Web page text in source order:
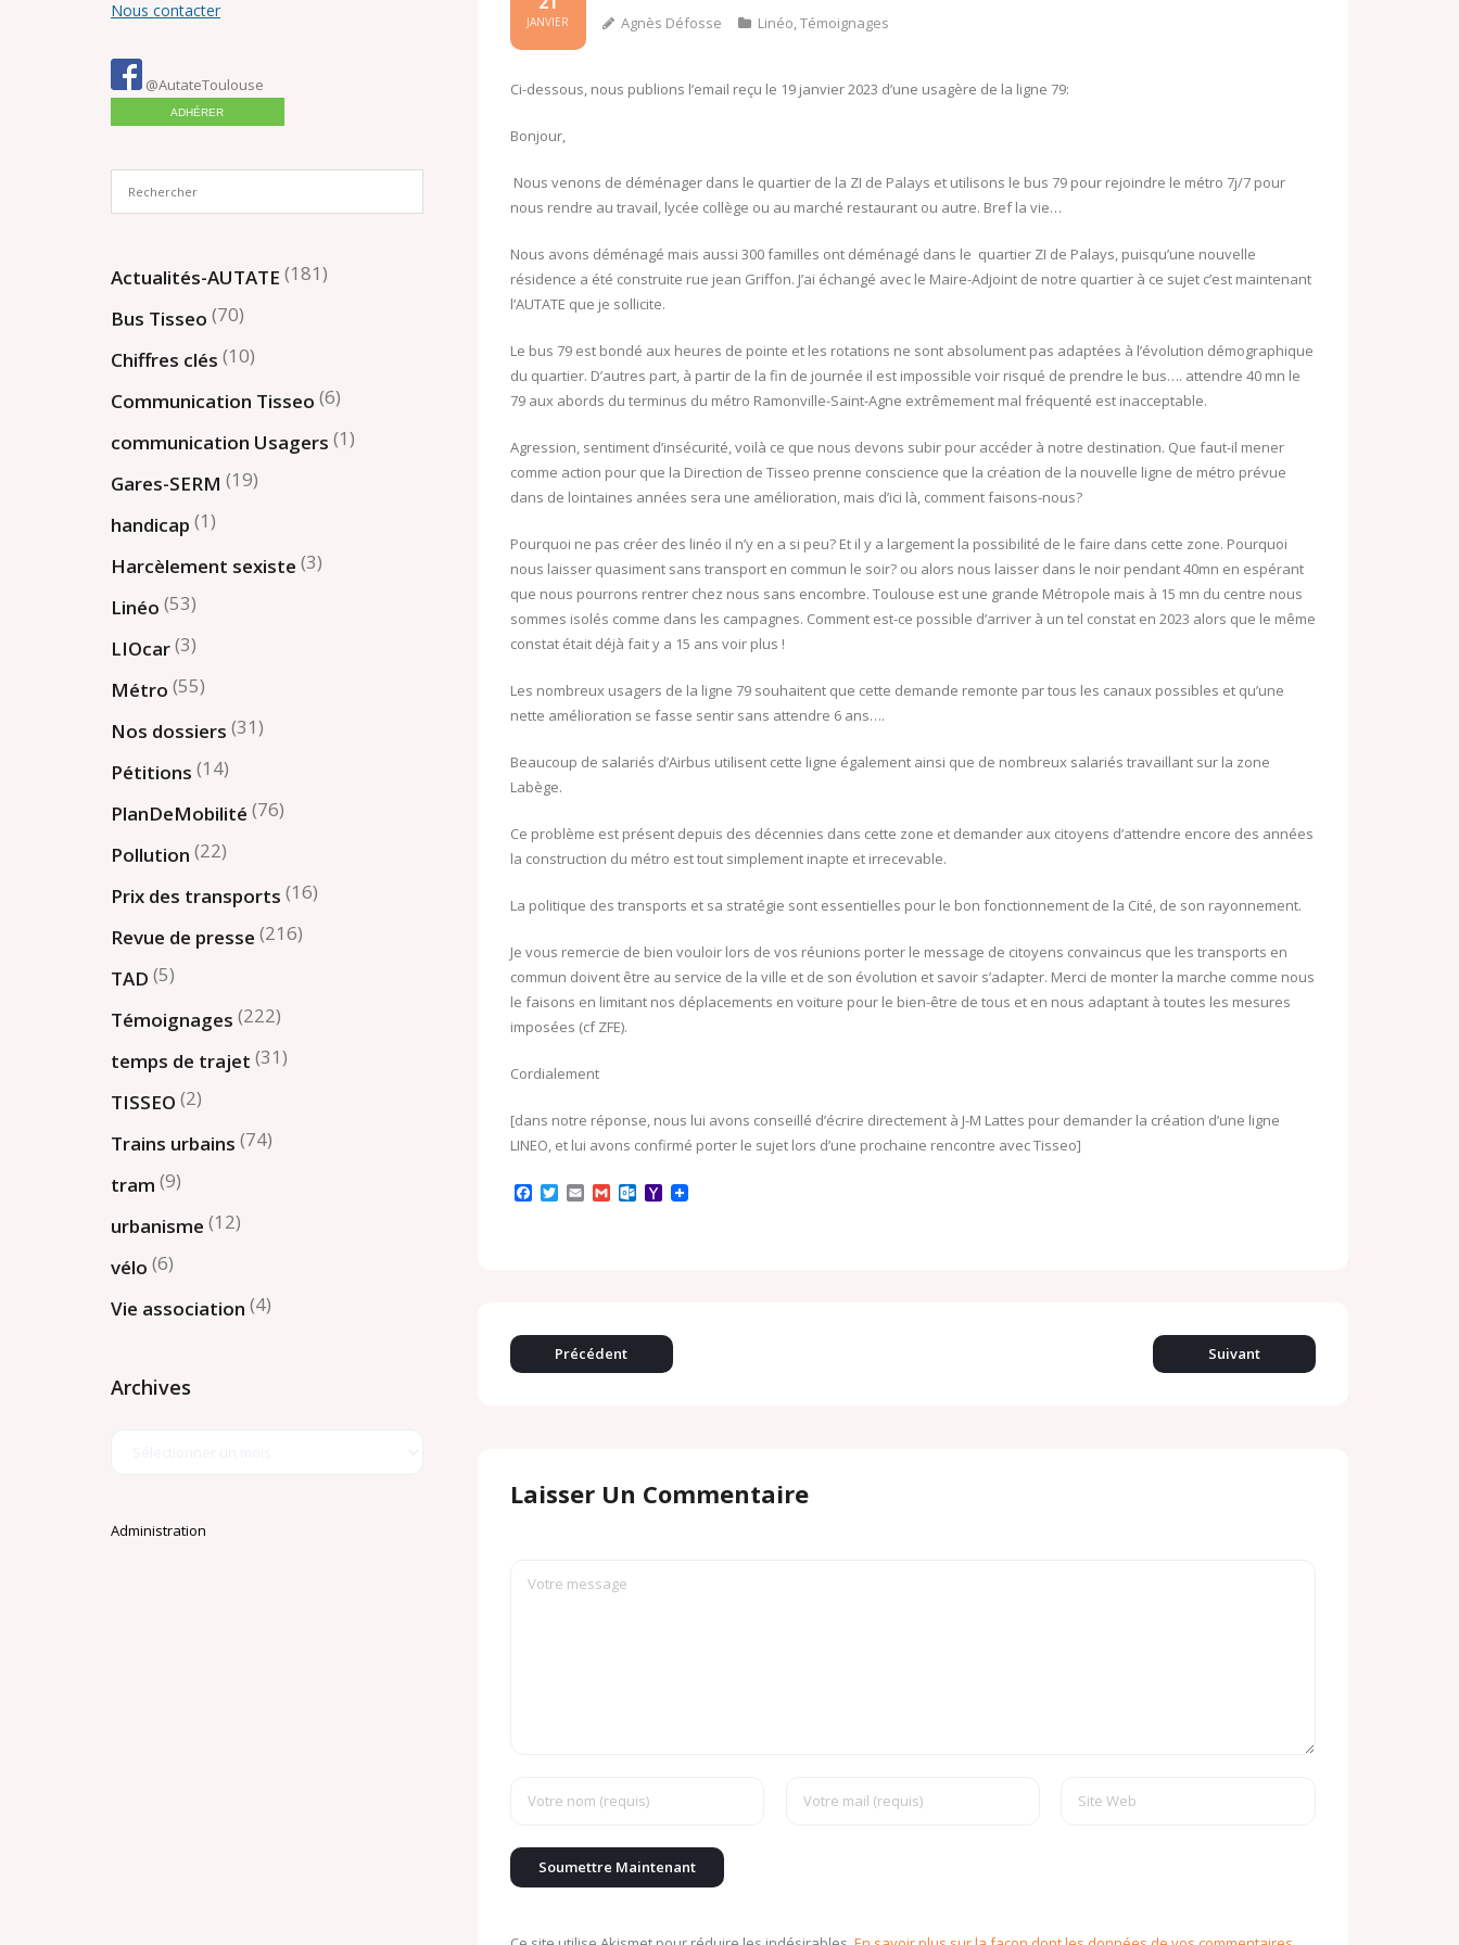
JANVIER Agnès Défosse Linéo,Témoignages
Ci-dessous, nous publions l’email reçu le 19 janvier 2023 d’une usagère de la ligne 79:
Bonjour,
Nous venons de déménager dans le quartier de la ZI de Palays et utilisons le bus 79 pour rejoindre le métro 7j/7 pour
nous rendre au travail, lycée collège ou au marché restaurant ou autre. Bref la vie…
Nous avons déménagé mais aussi 300 familles ont déménagé dans le quartier ZI de Palays, puisqu’une nouvelle
résidence a été construite rue jean Griffon. J’ai échangé avec le Maire-Adjoint de notre quartier à ce sujet c’est maintenant
l’AUTATE que je sollicite.
Le bus 79 est bondé aux heures de pointe et les rotations ne sont absolument pas adaptées à l’évolution démographique
du quartier. D’autres part, à partir de la fin de journée il est impossible voir risqué de prendre le bus…. attendre 40 mn le
79 aux abords du terminus du métro Ramonville-Saint-Agne extrêmement mal fréquenté est inacceptable.
Agression, sentiment d’insécurité, voilà ce que nous devons subir pour accéder à notre destination. Que faut-il mener
comme action pour que la Direction de Tisseo prenne conscience que la création de la nouvelle ligne de métro prévue
dans de lointaines années sera une amélioration, mais d’ici là, comment faisons-nous?
Pourquoi ne pas créer des linéo il n’y en a si peu? Et il y a largement la possibilité de le faire dans cette zone. Pourquoi
nous laisser quasiment sans transport en commun le soir? ou alors nous laisser dans le noir pendant 40mn en espérant
que nous pourrons rentrer chez nous sans encombre. Toulouse est une grande Métropole mais à 15 mn du centre nous
sommes isolés comme dans les campagnes. Comment est-ce possible d’arriver à un tel constat en 2023 alors que le même
constat était déjà fait y a 15 ans voir plus !
Les nombreux usagers de la ligne 79 souhaitent que cette demande remonte par tous les canaux possibles et qu’une
nette amélioration se fasse sentir sans attendre 6 ans….
Beaucoup de salariés d’Airbus utilisent cette ligne également ainsi que de nombreux salariés travaillant sur la zone
Labège.
Ce problème est présent depuis des décennies dans cette zone et demander aux citoyens d’attendre encore des années
la construction du métro est tout simplement inapte et irrecevable.
La politique des transports et sa stratégie sont essentielles pour le bon fonctionnement de la Cité, de son rayonnement.
Je vous remercie de bien vouloir lors de vos réunions porter le message de citoyens convaincus que les transports en
commun doivent être au service de la ville et de son évolution et savoir s’adapter. Merci de monter la marche comme nous
le faisons en limitant nos déplacements en voiture pour le bien-être de tous et en nous adaptant à toutes les mesures
imposées (cf ZFE).
Cordialement
[dans notre réponse, nous lui avons conseillé d’écrire directement à J-M Lattes pour demander la création d’une ligne
LINEO, et lui avons confirmé porter le sujet lors d’une prochaine rencontre avec Tisseo]
F
a
T
w
E
m
G
m
O
u
c
Y
a
l
Précédent Suivant
Laisser Un Commentaire
Nous contacter
@AutateToulouse
ADHÉRER
Actualités-AUTATE (181)
Bus Tisseo (70)
Chiffres clés (10)
Communication Tisseo (6)
communication Usagers (1)
Gares-SERM (19)
handicap (1)
Harcèlement sexiste (3)
Linéo (53)
LIOcar(3)
Métro (55)
Nos dossiers (31)
Pétitions (14)
PlanDeMobilité (76)
Pollution (22)
Prix des transports (16)
Revue de presse (216)
TAD (5)
Témoignages (222)
temps de trajet (31)
TISSEO (2)
Trains urbains (74)
tram (9)
urbanisme (12)
vélo (6)
Vie association (4)
Archives
Administration